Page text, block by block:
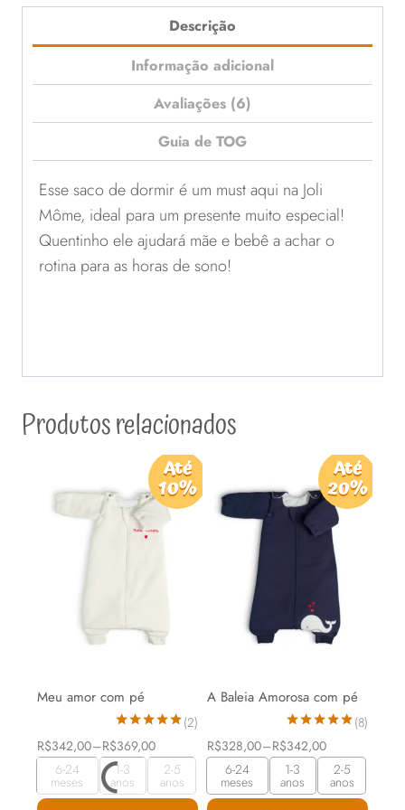
Descrição
Informação adicional
Avaliações (6)
Guia de TOG
Esse saco de dormir é um must aqui na Joli
Môme, ideal para um presente muito especial!
Quentinho ele ajudará mãe e bebê a achar o
rotina para as horas de sono!
Produtos relacionados
Até
10%
Meu amor com pé
(2)
Avaliação
5.00
de 5
R$342,00–R$369,00Faixa
de
preço:
R$342,00
através
6-24
meses
1-3
anos
2-5
anos
Até
20%
A Baleia Amorosa com pé
(8)
Avaliação
5.00
de 5
R$328,00–R$342,00Faixa
de
preço:
R$328,00
através
6-24
meses
1-3
anos
2-5
anos